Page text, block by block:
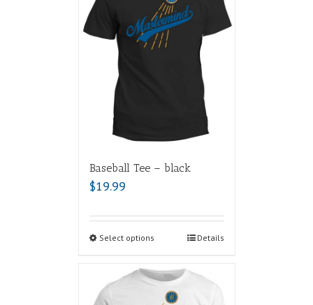
Baseball Tee – black
$19.99
Select options Details